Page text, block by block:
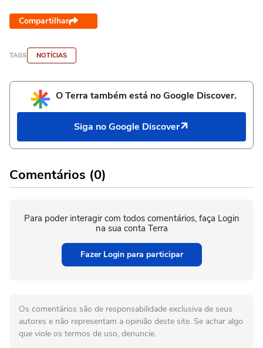
Compartilhar
TAGS NOTÍCIAS
O Terra também está no Google Discover.
Siga no Google Discover
Comentários (0)
Para poder interagir com todos comentários, faça Login
na sua conta Terra
Fazer Login para participar
Os comentários são de responsabilidade exclusiva de seus
autores e não representam a opinião deste site. Se achar algo
que viole os termos de uso, denuncie.